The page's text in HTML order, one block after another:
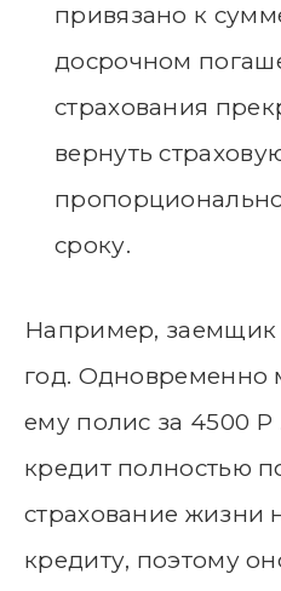
привязано к
досрочном
страхования
вернуть
сроку.
Например, заемщик
год. Одновременно
ему полис за 4500 Р
кредит полностью
страхование жизни
кредиту, поэтому